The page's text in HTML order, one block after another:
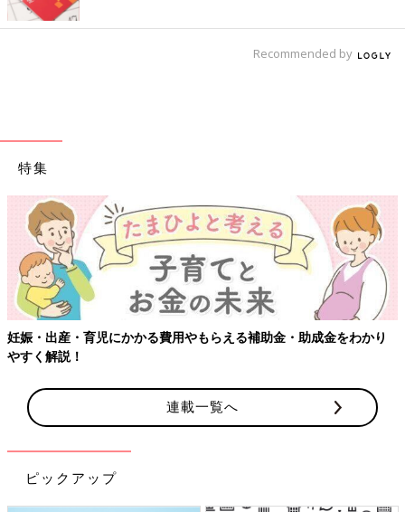
Recommended by
特集
助成金をわかり
【ワクチン接種できるものも】妊婦の感染症対
連載一覧へ
ピックアップ